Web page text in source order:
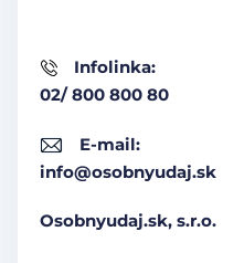
Infolinka:
02/ 800 800 80
E-mail:
info@osobnyudaj.sk
Osobnyudaj.sk, s.r.o.